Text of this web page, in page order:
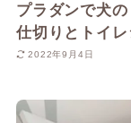
プラダンで犬
仕切りとトイ
2022年9月4日